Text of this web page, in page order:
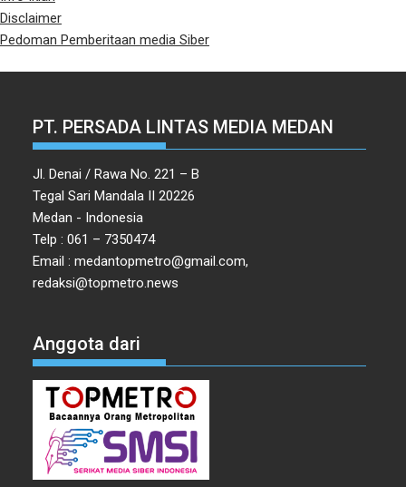
Disclaimer
Pedoman Pemberitaan media Siber
PT. PERSADA LINTAS MEDIA MEDAN
Jl. Denai / Rawa No. 221 – B
Tegal Sari Mandala II 20226
Medan - Indonesia
Telp : 061 – 7350474
Email : medantopmetro@gmail.com,
redaksi@topmetro.news
Anggota dari